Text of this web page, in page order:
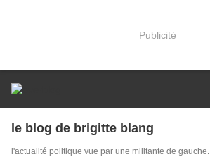
Publicité
le blog de brigitte blang
l'actualité politique vue par une militante de gauche.